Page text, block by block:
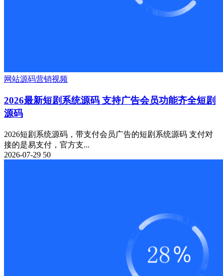
网站源码营销视频
2026最新短剧系统源码 支持广告会员功能齐全短剧
源码
2026短剧系统源码，带支付会员广告的短剧系统源码 支付对
接的是易支付，官方支...
2026-07-29 50